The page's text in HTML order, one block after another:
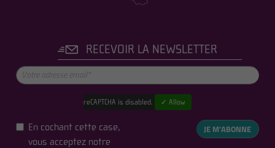
RECEVOIR LA NEWSLETTER
reCAPTCHA is disabled. ✓ Allow
En cochant cette case,
vous acceptez notre
JE M'ABONNE